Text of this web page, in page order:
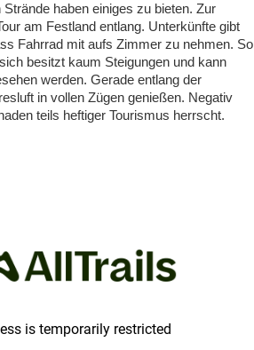
haben einiges zu bieten. Zur
am Festland entlang. Unterkünfte gibt
Fahrrad mit aufs Zimmer zu nehmen. So
besitzt kaum Steigungen und kann
werden. Gerade entlang der
in vollen Zügen genießen. Negativ
teils heftiger Tourismus herrscht.